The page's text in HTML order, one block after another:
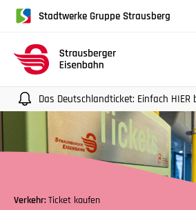
Screenreader
Navigation
Tabulatorentaste:
Überspringen
der
Stadtwerke Gruppe Strausberg
Das Deutschlandticket: Einfach HIER bestellen.
Verkehr: Ticket kaufen